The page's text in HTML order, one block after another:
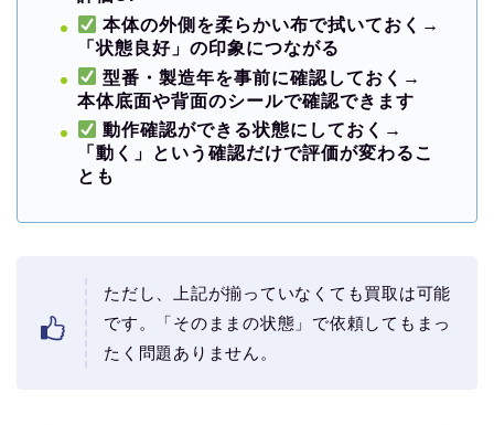
本体の外側を柔らかい布で拭いておく →
「状態良好」の印象につながる
型番・製造年を事前に確認しておく →
本体底面や背面のシールで確認できます
動作確認ができる状態にしておく →
「動く」という確認だけで評価が変わるこ
とも
ただし、上記が揃っていなくても買取は可能
です。「そのままの状態」で依頼してもまっ
たく問題ありません。